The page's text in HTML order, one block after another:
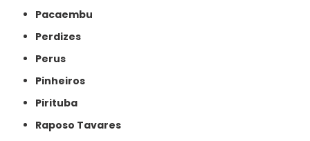
Pacaembu
Perdizes
Perus
Pinheiros
Pirituba
Raposo Tavares